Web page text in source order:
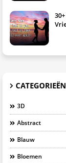
CATEGORIEËN
3D
Abstract
Blauw
Bloemen